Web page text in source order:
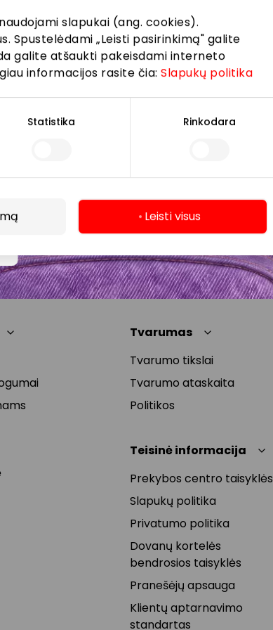
slapukai (ang. cookies).
Spustelėdami „Leisti pasirinkimą" galite
galite atšaukti pakeisdami interneto
informacijos rasite čia:Slapukų politika
Statistika Rinkodara
Leisti visus
sutinki gauti PPC
GROUP,
Tvarumas
Tvarumo tikslai
Tvarumo ataskaita
Politikos
Teisinė informacija
Prekybos centro taisyklės
Slapukų politika
Privatumo politika
Dovanų kortelės
bendrosios taisyklės
Pranešėjų apsauga
Klientų aptarnavimo
standartas